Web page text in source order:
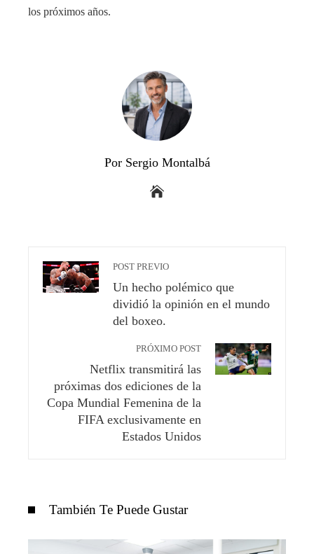
los próximos años.
Por Sergio Montalbá
POST PREVIO
Un hecho polémico que
dividió la opinión en el mundo
del boxeo.
PRÓXIMO POST
Netflix transmitirá las
próximas dos ediciones de la
Copa Mundial Femenina de la
FIFA exclusivamente en
Estados Unidos
También Te Puede Gustar